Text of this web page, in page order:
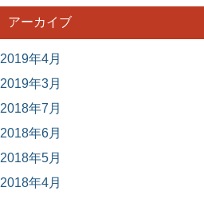
アーカイブ
2019年4月
2019年3月
2018年7月
2018年6月
2018年5月
2018年4月